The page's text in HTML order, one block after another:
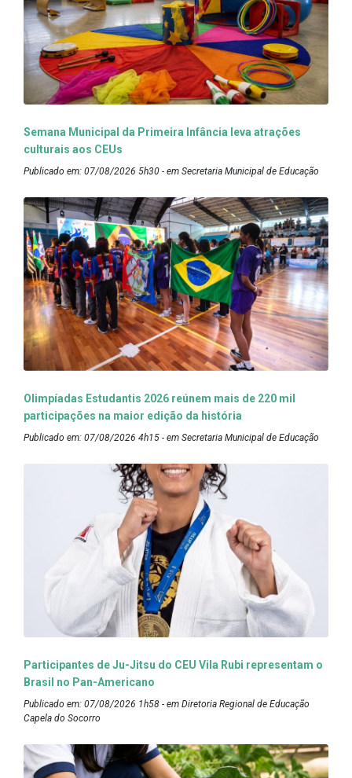
Semana Municipal da Primeira Infância leva atrações
culturais aos CEUs
Publicado em: 07/08/2026 5h30 - em Secretaria Municipal de Educação
Olimpíadas Estudantis 2026 reúnem mais de 220 mil
participações na maior edição da história
Publicado em: 07/08/2026 4h15 - em Secretaria Municipal de Educação
Participantes de Ju-Jitsu do CEU Vila Rubi representam o
Brasil no Pan-Americano
Publicado em: 07/08/2026 1h58 - em Diretoria Regional de Educação
Capela do Socorro